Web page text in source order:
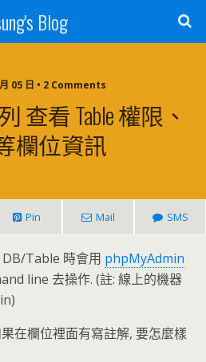
Blog
05 日 • 2 Comments
查看 Table 權限、
欄位資訊
Pin Mail SMS
Table 時會用 phpMyAdmin
line 去操作. (註: 線上的機器
在欄位裡面有寫註解, 要怎麼樣